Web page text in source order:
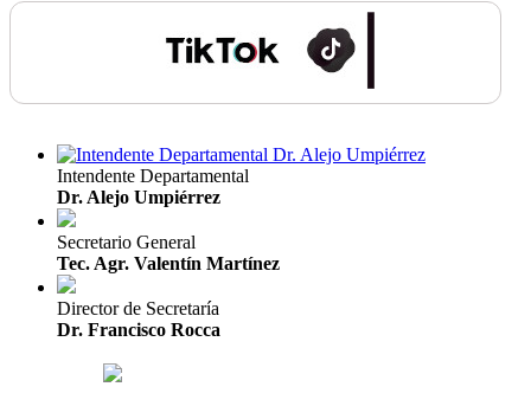
Intendente Departamental
Dr. Alejo Umpiérrez
Secretario General
Tec. Agr. Valentín Martínez
Director de Secretaría
Dr. Francisco Rocca